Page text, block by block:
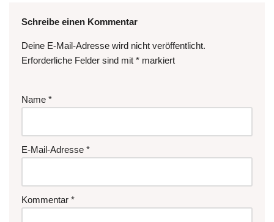
Schreibe einen Kommentar
Deine E-Mail-Adresse wird nicht veröffentlicht.
Erforderliche Felder sind mit * markiert
Name *
E-Mail-Adresse *
Kommentar *